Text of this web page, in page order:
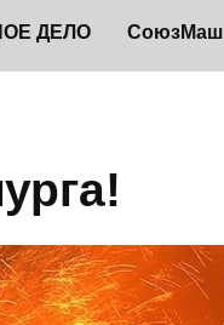
ДЕЛО СоюзМаш